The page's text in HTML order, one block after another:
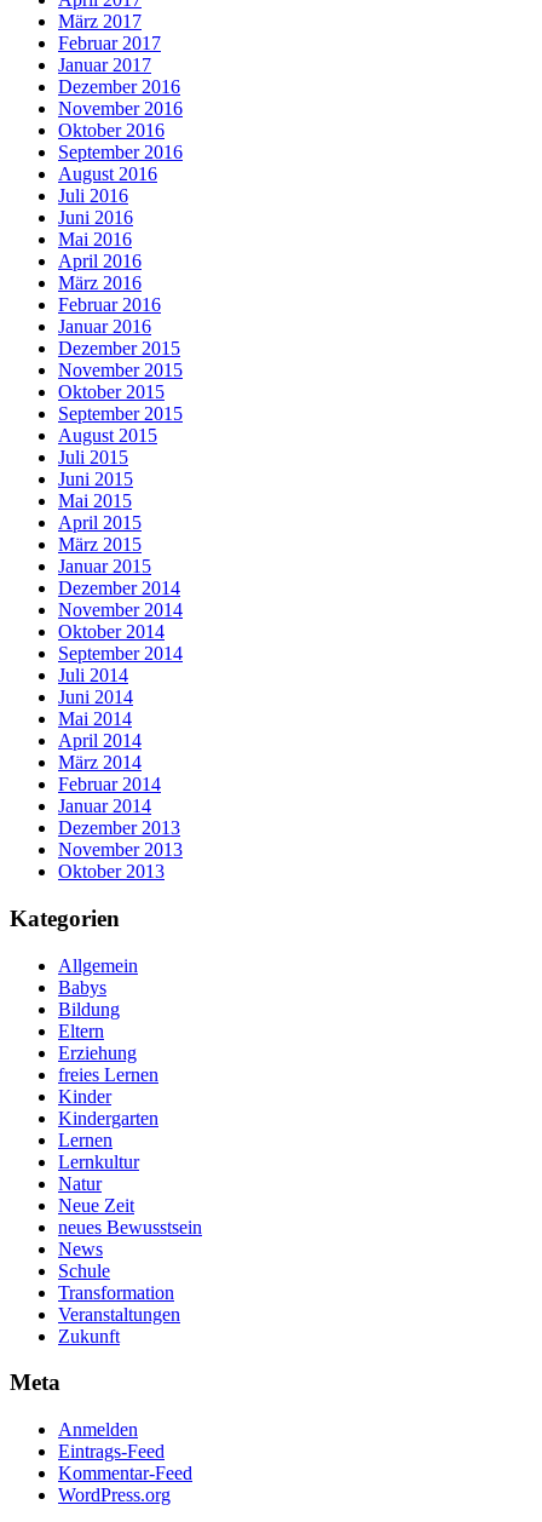
März 2017
Februar 2017
Januar 2017
Dezember 2016
November 2016
Oktober 2016
September 2016
August 2016
Juli 2016
Juni 2016
Mai 2016
April 2016
März 2016
Februar 2016
Januar 2016
Dezember 2015
November 2015
Oktober 2015
September 2015
August 2015
Juli 2015
Juni 2015
Mai 2015
April 2015
März 2015
Januar 2015
Dezember 2014
November 2014
Oktober 2014
September 2014
Juli 2014
Juni 2014
Mai 2014
April 2014
März 2014
Februar 2014
Januar 2014
Dezember 2013
November 2013
Oktober 2013
Kategorien
Allgemein
Babys
Bildung
Eltern
Erziehung
freies Lernen
Kinder
Kindergarten
Lernen
Lernkultur
Natur
Neue Zeit
neues Bewusstsein
News
Schule
Transformation
Veranstaltungen
Zukunft
Meta
Anmelden
Eintrags-Feed
Kommentar-Feed
WordPress.org